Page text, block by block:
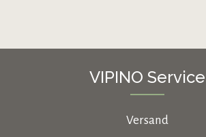
VIPINO Service
Versand